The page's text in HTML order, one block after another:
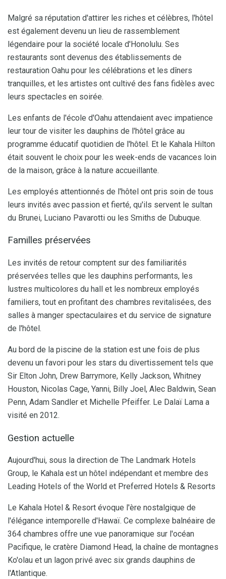
Malgré sa réputation d'attirer les riches et célèbres, l'hôtel
est également devenu un lieu de rassemblement
légendaire pour la société locale d'Honolulu. Ses
restaurants sont devenus des établissements de
restauration Oahu pour les célébrations et les dîners
tranquilles, et les artistes ont cultivé des fans fidèles avec
leurs spectacles en soirée.
Les enfants de l'école d'Oahu attendaient avec impatience
leur tour de visiter les dauphins de l'hôtel grâce au
programme éducatif quotidien de l'hôtel. Et le Kahala Hilton
était souvent le choix pour les week-ends de vacances loin
de la maison, grâce à la nature accueillante.
Les employés attentionnés de l'hôtel ont pris soin de tous
leurs invités avec passion et fierté, qu'ils servent le sultan
du Brunei, Luciano Pavarotti ou les Smiths de Dubuque.
Familles préservées
Les invités de retour comptent sur des familiarités
préservées telles que les dauphins performants, les
lustres multicolores du hall et les nombreux employés
familiers, tout en profitant des chambres revitalisées, des
salles à manger spectaculaires et du service de signature
de l'hôtel.
Au bord de la piscine de la station est une fois de plus
devenu un favori pour les stars du divertissement tels que
Sir Elton John, Drew Barrymore, Kelly Jackson, Whitney
Houston, Nicolas Cage, Yanni, Billy Joel, Alec Baldwin, Sean
Penn, Adam Sandler et Michelle Pfeiffer. Le Dalaï Lama a
visité en 2012.
Gestion actuelle
Aujourd'hui, sous la direction de The Landmark Hotels
Group, le Kahala est un hôtel indépendant et membre des
Leading Hotels of the World et Preferred Hotels & Resorts
Le Kahala Hotel & Resort évoque l'ère nostalgique de
l'élégance intemporelle d'Hawaï. Ce complexe balnéaire de
364 chambres offre une vue panoramique sur l'océan
Pacifique, le cratère Diamond Head, la chaîne de montagnes
Ko'olau et un lagon privé avec six grands dauphins de
l'Atlantique.